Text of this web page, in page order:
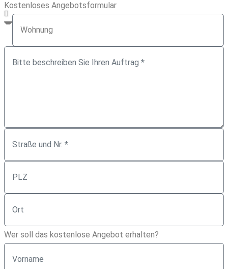
Kostenloses Angebotsformular
Wer soll das kostenlose Angebot erhalten?